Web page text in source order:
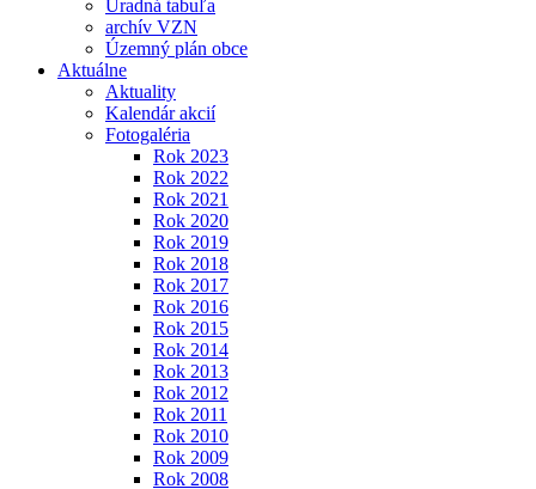
Úradná tabuľa
archív VZN
Územný plán obce
Aktuálne
Aktuality
Kalendár akcií
Fotogaléria
Rok 2023
Rok 2022
Rok 2021
Rok 2020
Rok 2019
Rok 2018
Rok 2017
Rok 2016
Rok 2015
Rok 2014
Rok 2013
Rok 2012
Rok 2011
Rok 2010
Rok 2009
Rok 2008